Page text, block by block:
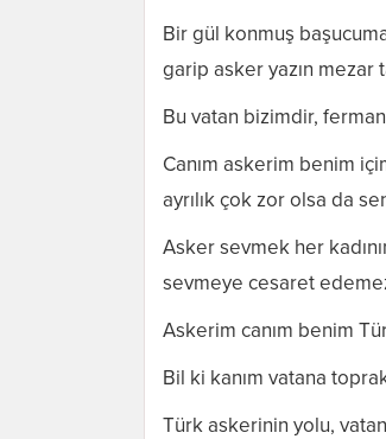
Bir gül konmuş
garip asker yazın mezar
Bu vatan bizimdir,
Canım askerim benim
ayrılık çok zor olsa da
Asker sevmek her
sevmeye cesaret
Askerim canım benim
Bil ki kanım vatana
Türk askerinin yolu,